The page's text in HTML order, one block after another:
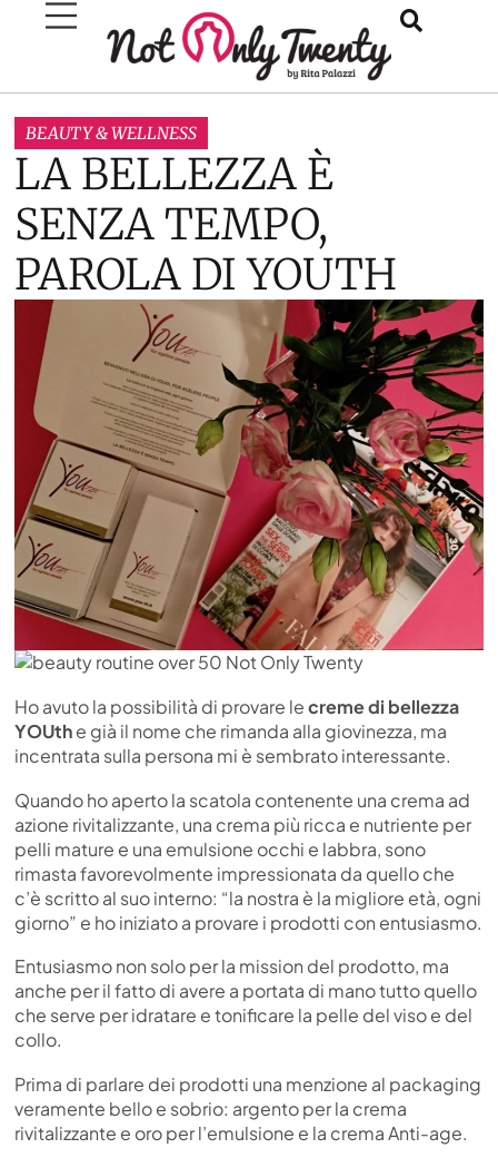
BEAUTY & WELLNESS
LA BELLEZZA È
SENZA TEMPO,
PAROLA DI YOUTH
Ho avuto la possibilità di provare lecreme di bellezza
YOUthe già il nome che rimanda alla giovinezza, ma
incentrata sulla persona mi è sembrato interessante.
Quando ho aperto la scatola contenente una crema ad
azione rivitalizzante, una crema più ricca e nutriente per
pelli mature e una emulsione occhi e labbra, sono
rimasta favorevolmente impressionata da quello che
c’è scritto al suo interno: “la nostra è la migliore età, ogni
giorno” e ho iniziato a provare i prodotti con entusiasmo.
Entusiasmo non solo per la mission del prodotto, ma
anche per il fatto di avere a portata di mano tutto quello
che serve per idratare e tonificare la pelle del viso e del
collo.
Prima di parlare dei prodotti una menzione al packaging
veramente bello e sobrio: argento per la crema
rivitalizzante e oro per l’emulsione e la crema Anti-age.